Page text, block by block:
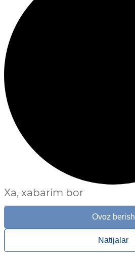
Xa, xabarim bor
Ovoz berish
Natijalar